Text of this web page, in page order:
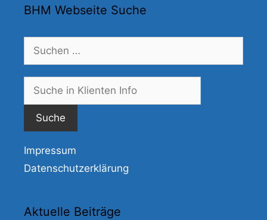
BHM Webseite Suche
Suchen
nach:
Impressum
Datenschutzerklärung
Aktuelle Beiträge